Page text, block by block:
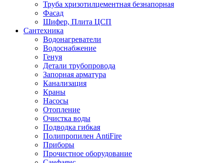
Труба хризотилцементная безнапорная
Фасад
Шифер, Плита ЦСП
Сантехника
Водонагреватели
Водоснабжение
Генуя
Детали трубопровода
Запорная арматура
Канализация
Краны
Насосы
Отопление
Очистка воды
Подводка гибкая
Полипропилен AntiFire
Приборы
Прочистное оборудование